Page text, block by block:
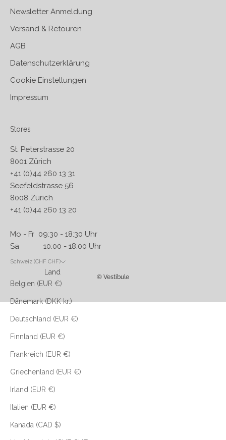
Newsletter Anmeldung
Versand & Retouren
AGB
Datenschutzerklärung
Cookie Einstellungen
Impressum
Stores
St. Peterstrasse 20
8001 Zürich
+41 (0)44 260 13 31
Seefeldstrasse 56
8008 Zürich
+41 (0)44 260 13 20
Mo - Fr 09:30 - 18:30 Uhr
Sa 10:00 - 18:00 Uhr
Schweiz (CHF CHF)
Land
Belgien (EUR €)
Dänemark (DKK kr.)
Deutschland (EUR €)
Finnland (EUR €)
Frankreich (EUR €)
Griechenland (EUR €)
Irland (EUR €)
Italien (EUR €)
Kanada (CAD $)
© Vestibule